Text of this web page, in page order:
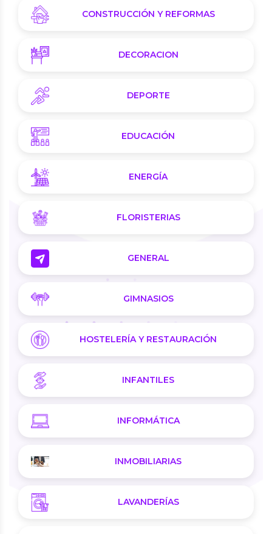
CONSTRUCCIÓN Y REFORMAS
DECORACION
DEPORTE
EDUCACIÓN
ENERGÍA
FLORISTERIAS
GENERAL
GIMNASIOS
HOSTELERÍA Y RESTAURACIÓN
INFANTILES
INFORMÁTICA
INMOBILIARIAS
LAVANDERÍAS